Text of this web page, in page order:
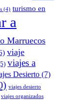
(4) turismo en
a
Marruecos
viaje
viajes a
Desierto (7)
viajes desierto
viajes organizados